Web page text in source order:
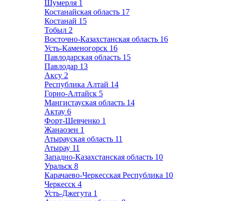
Шумерля 1
Костанайская область 17
Костанай 15
Тобыл 2
Восточно-Казахстанская область 16
Усть-Каменогорск 16
Павлодарская область 15
Павлодар 13
Аксу 2
Республика Алтай 14
Горно-Алтайск 5
Мангистауская область 14
Актау 6
Форт-Шевченко 1
Жанаозен 1
Атырауская область 11
Атырау 11
Западно-Казахстанская область 10
Уральск 8
Карачаево-Черкесская Республика 10
Черкесск 4
Усть-Джегута 1